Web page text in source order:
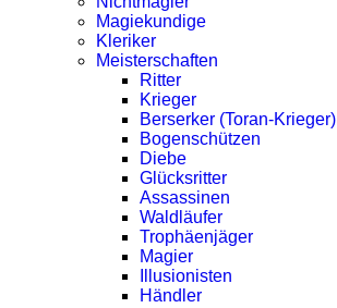
Magiekundige
Kleriker
Meisterschaften
Ritter
Krieger
Berserker (Toran-Krieger)
Bogenschützen
Diebe
Glücksritter
Assassinen
Waldläufer
Trophäenjäger
Magier
Illusionisten
Händler